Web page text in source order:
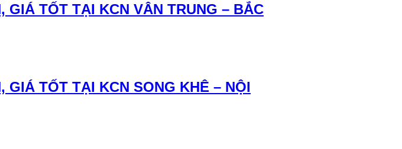
GIÁ TỐT TẠI KCN VÂN TRUNG – BẮC
GIÁ TỐT TẠI KCN SONG KHÊ – NỘI